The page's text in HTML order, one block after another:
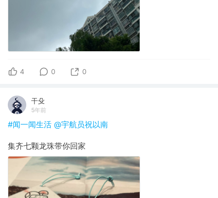
4 0 0
干殳
5年前
#闻一闻生活 @宇航员祝以南
集齐七颗龙珠带你回家